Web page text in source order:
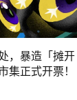
，暴造「摊开
集正式开票！